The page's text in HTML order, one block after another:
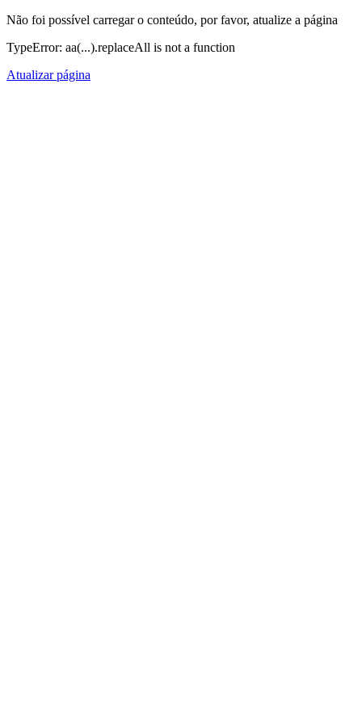
Não foi possível carregar o conteúdo, por favor, atualize a página
TypeError: aa(...).replaceAll is not a function
Atualizar página